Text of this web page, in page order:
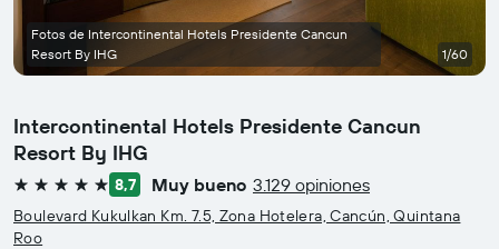
Intercontinental Hotels Presidente Cancun
Resort By IHG
5 estrellas 8,7 Muy bueno 3.129 opiniones
Boulevard Kukulkan Km. 7.5, Zona Hotelera, Cancún, Quintana
Roo
Fotos de Intercontinental Hotels Presidente Cancun
Resort By IHG
1/60